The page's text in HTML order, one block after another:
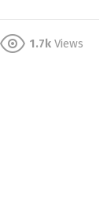
1.7k Views